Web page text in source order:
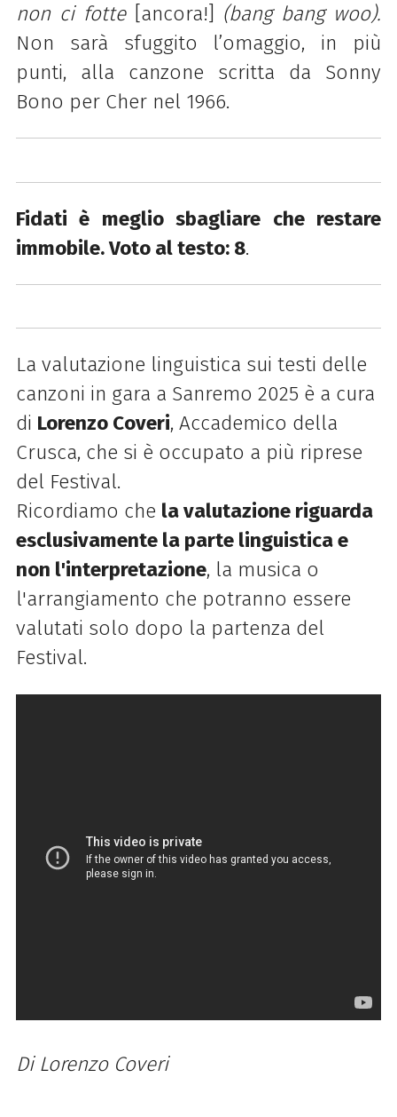
non ci fotte [ancora!] (bang bang woo).
Non sarà sfuggito l’omaggio, in più
punti, alla canzone scritta da Sonny
Bono per Cher nel 1966.
Fidati è meglio sbagliare che restare
immobile. Voto al testo: 8.
La valutazione linguistica sui testi delle
canzoni in gara a Sanremo 2025 è a cura
di Lorenzo Coveri, Accademico della
Crusca, che si è occupato a più riprese
del Festival.
Ricordiamo che la valutazione riguarda
esclusivamente la parte linguistica e
non l'interpretazione, la musica o
l'arrangiamento che potranno essere
valutati solo dopo la partenza del
Festival.
Di Lorenzo Coveri